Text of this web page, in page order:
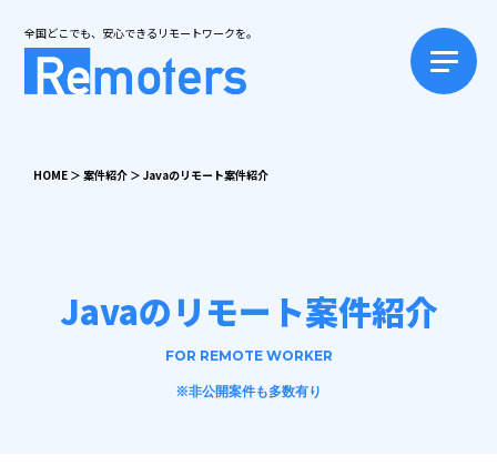
全国どこでも、安心できるリモートワークを。
HOME ＞ 案件紹介 ＞ Javaのリモート案件紹介
Javaのリモート案件紹介
FOR REMOTE WORKER
※非公開案件も多数有り